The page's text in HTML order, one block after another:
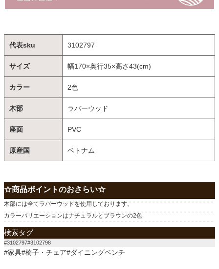
代表sku 3102797
サイズ 幅170×奥行35×高さ43(cm)
カラー 2色
木部 ラバーウッド
座面 PVC
原産国 ベトナム
☆商品ポイントのおさらい☆
木部には全てラバーウッドを使用しております。
カラーバリエーションはナチュラルとブラウンの2色
検索タグ
#3102797#3102798
#家具#椅子・チェア#ダイニングベンチ